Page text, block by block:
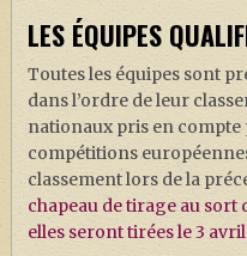
LES ÉQUIPES
Toutes les équipes sont
dans l’ordre de leur
nationaux pris en
compétitions
classement lors de la
chapeau de tirage au sort
elles seront tirées le 3